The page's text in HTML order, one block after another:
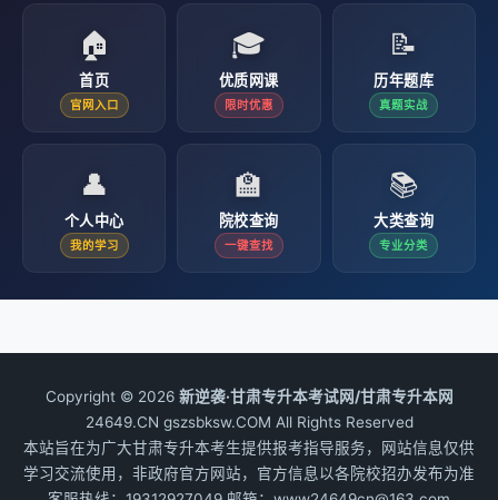
🏠
首页
官网入口
🎓
优质网课
限时优惠
📝
历年题库
真题实战
👤
个人中心
我的学习
🏫
院校查询
一键查找
📚
大类查询
专业分类
Copyright © 2026 新逆袭·甘肃专升本考试网/甘肃专升本网
24649.CN gszsbksw.COM All Rights Reserved
本站旨在为广大甘肃专升本考生提供报考指导服务，网站信息仅供
学习交流使用，非政府官方网站，官方信息以各院校招办发布为准